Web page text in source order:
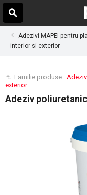
Adezivi MAPEI pentru
interior si exterior
Familie produse:
exterior
Adeziv